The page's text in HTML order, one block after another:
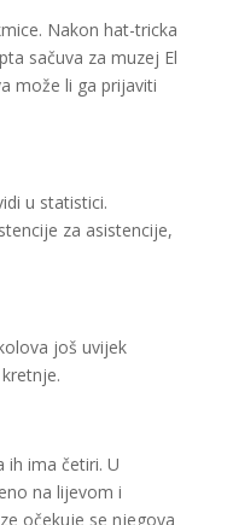
Nakon hat-tricka
sačuva za muzej El
može li ga prijaviti
u statistici.
za asistencije,
još uvijek
ih ima četiri. U
na lijevom i
očekuje se njegova